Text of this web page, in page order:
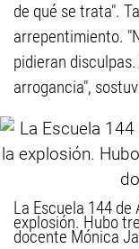
de qué se trata".
arrepentimiento.
pidieran
arrogancia",
La Escuela 144 de
explosión. Hubo
docente Mónica